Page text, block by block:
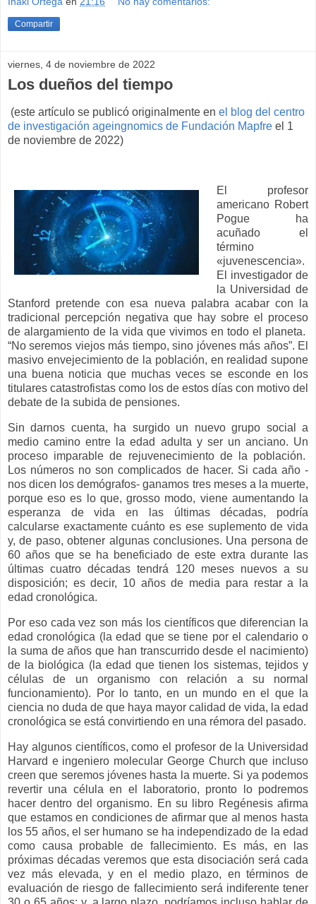
Compartir
viernes, 4 de noviembre de 2022
Los dueños del tiempo
(este artículo se publicó originalmente en el blog del centro
de investigación ageingnomics de Fundación Mapfre el 1
de noviembre de 2022)
El profesor
americano Robert
Pogue ha
acuñado el
término
«juvenescencia».
El investigador de
la Universidad de
Stanford pretende con esa nueva palabra acabar con la
tradicional percepción negativa que hay sobre el proceso
de alargamiento de la vida que vivimos en todo el planeta.
“No seremos viejos más tiempo, sino jóvenes más años”. El
masivo envejecimiento de la población, en realidad supone
una buena noticia que muchas veces se esconde en los
titulares catastrofistas como los de estos días con motivo del
debate de la subida de pensiones.
Sin darnos cuenta, ha surgido un nuevo grupo social a
medio camino entre la edad adulta y ser un anciano. Un
proceso imparable de rejuvenecimiento de la población.
Los números no son complicados de hacer. Si cada año -
nos dicen los demógrafos- ganamos tres meses a la muerte,
porque eso es lo que, grosso modo, viene aumentando la
esperanza de vida en las últimas décadas, podría
calcularse exactamente cuánto es ese suplemento de vida
y, de paso, obtener algunas conclusiones. Una persona de
60 años que se ha beneficiado de este extra durante las
últimas cuatro décadas tendrá 120 meses nuevos a su
disposición; es decir, 10 años de media para restar a la
edad cronológica.
Por eso cada vez son más los científicos que diferencian la
edad cronológica (la edad que se tiene por el calendario o
la suma de años que han transcurrido desde el nacimiento)
de la biológica (la edad que tienen los sistemas, tejidos y
células de un organismo con relación a su normal
funcionamiento). Por lo tanto, en un mundo en el que la
ciencia no duda de que haya mayor calidad de vida, la edad
cronológica se está convirtiendo en una rémora del pasado.
Hay algunos científicos, como el profesor de la Universidad
Harvard e ingeniero molecular George Church que incluso
creen que seremos jóvenes hasta la muerte. Si ya podemos
revertir una célula en el laboratorio, pronto lo podremos
hacer dentro del organismo. En su libro Regénesis afirma
que estamos en condiciones de afirmar que al menos hasta
los 55 años, el ser humano se ha independizado de la edad
como causa probable de fallecimiento. Es más, en las
próximas décadas veremos que esta disociación será cada
vez más elevada, y en el medio plazo, en términos de
evaluación de riesgo de fallecimiento será indiferente tener